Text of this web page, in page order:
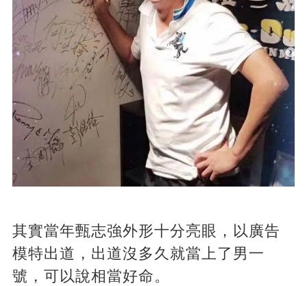
其實當年甄志強外形十分亮眼，以廣告
模特出道，出道沒多久就當上了男一
號，可以說相當好命。